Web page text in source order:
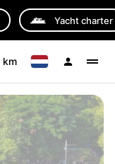
Yacht charter
km